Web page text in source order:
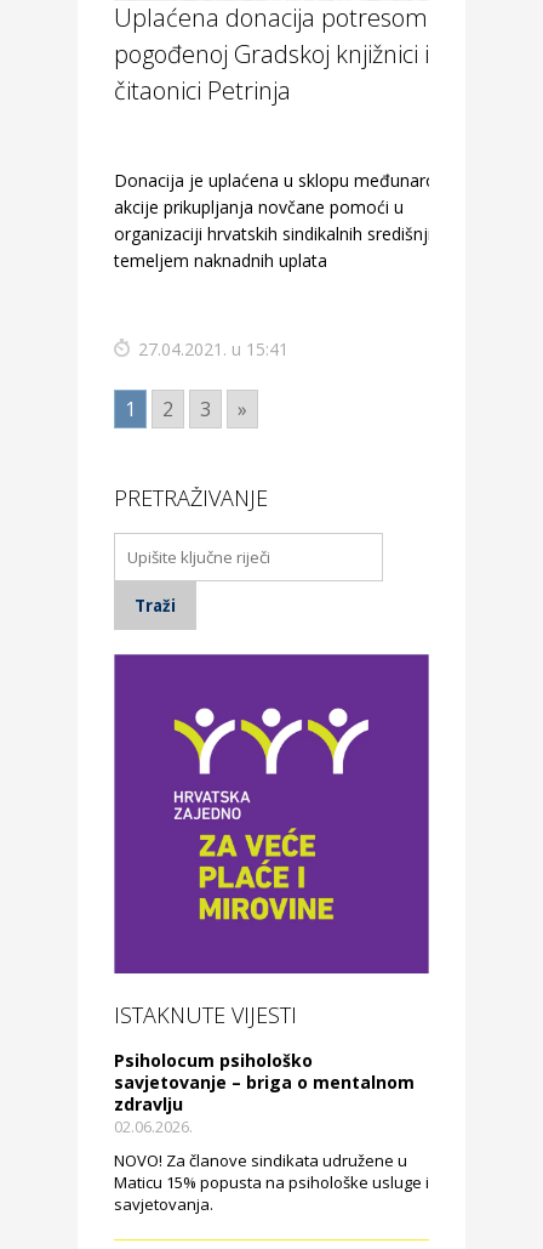
Uplaćena donacija potresom
pogođenoj Gradskoj knjižnici i
čitaonici Petrinja
Donacija je uplaćena u sklopu međunarodne
akcije prikupljanja novčane pomoći u
organizaciji hrvatskih sindikalnih središnjica,
temeljem naknadnih uplata
27.04.2021. u 15:41
1 2 3 »
PRETRAŽIVANJE
ISTAKNUTE VIJESTI
Psiholocum psihološko
savjetovanje – briga o mentalnom
zdravlju
02.06.2026.
NOVO! Za članove sindikata udružene u
Maticu 15% popusta na psihološke usluge i
savjetovanja.